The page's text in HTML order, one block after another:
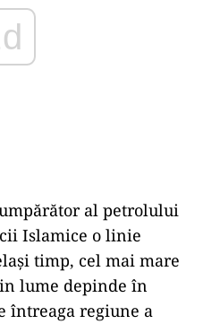
al petrolului
Islamice o linie
timp, cel mai mare
lume depinde în
întreaga regiune a